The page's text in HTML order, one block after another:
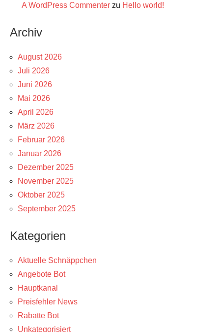
A WordPress Commenter zu Hello world!
Archiv
August 2026
Juli 2026
Juni 2026
Mai 2026
April 2026
März 2026
Februar 2026
Januar 2026
Dezember 2025
November 2025
Oktober 2025
September 2025
Kategorien
Aktuelle Schnäppchen
Angebote Bot
Hauptkanal
Preisfehler News
Rabatte Bot
Unkategorisiert